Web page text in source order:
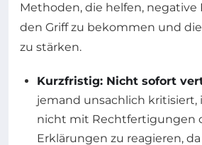
Methoden, die helfen, negative
den Griff zu bekommen und
zu stärken.
Kurzfristig: Nicht sofort
jemand unsachlich kritisiert,
nicht mit Rechtfertigungen
Erklärungen zu reagieren,